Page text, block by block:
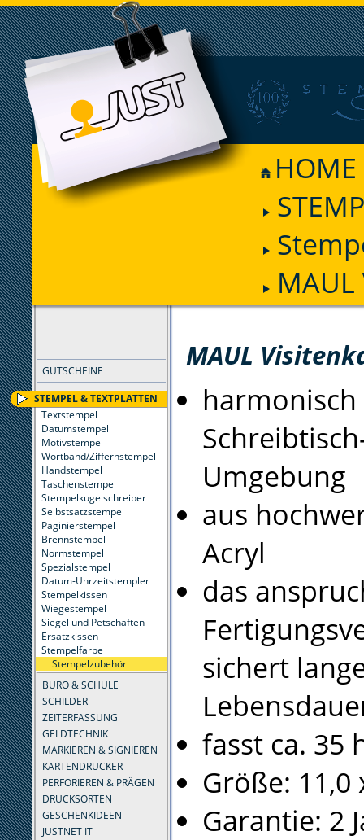
HOME
GUTSCHEINE
STEMPEL & TEXTPLATTEN
Textstempel
Datumstempel
Motivstempel
Wortband/Ziffernstempel
Handstempel
Taschenstempel
Stempelkugelschreiber
Selbstsatzstempel
Paginierstempel
Brennstempel
Normstempel
Spezialstempel
Datum-Uhrzeitstempler
Stempelkissen
Wiegestempel
Siegel und Petschaften
Ersatzkissen
Stempelfarbe
Stempelzubehör
BÜRO & SCHULE
SCHILDER
ZEITERFASSUNG
GELDTECHNIK
MARKIEREN & SIGNIEREN
KARTENDRUCKER
PERFORIEREN & PRÄGEN
DRUCKSORTEN
GESCHENKIDEEN
JUSTNET IT
MAUL
Umgebung
aus
Acryl
das
sichert
fasst ca. 35
Größe: 11,0
Garantie: 2